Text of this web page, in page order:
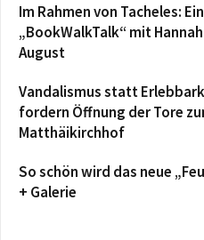
Im Rahmen von Tacheles: Ein
„BookWalkTalk“ mit
August
Vandalismus statt
fordern Öffnung der Tore
Matthäikirchhof
So schön wird das neue
+ Galerie